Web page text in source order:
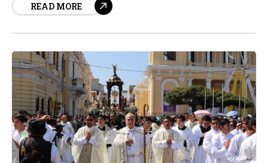
modificar varias leyes, incluyendo la Ley de Tierras
READ MORE